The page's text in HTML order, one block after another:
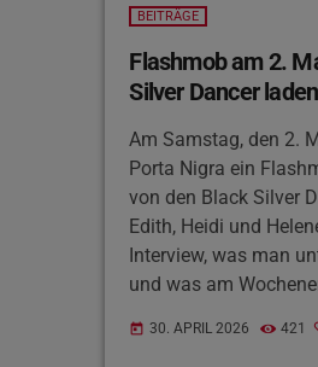
BEITRÄGE
Flashmob am 2.
Silver Dancer
Am Samstag, den 2.
Porta Nigra ein
von den Black Silver
Edith, Heidi und
Interview, was man
und was am
Rodeo“ und
today 30. APRIL 2026 421